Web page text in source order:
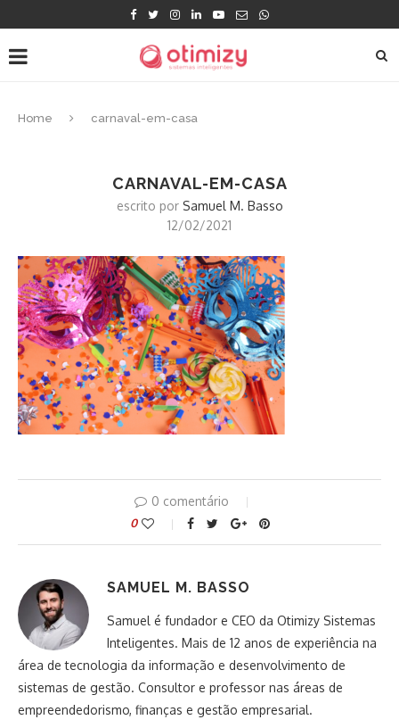
Home carnaval-em-casa
CARNAVAL-EM-CASA
escrito por Samuel M. Basso
12/02/2021
0 comentário
0
SAMUEL M. BASSO
Samuel é fundador e CEO da Otimizy Sistemas
Inteligentes. Mais de 12 anos de experiência na
área de tecnologia da informação e desenvolvimento de
sistemas de gestão. Consultor e professor nas áreas de
empreendedorismo, finanças e gestão empresarial.